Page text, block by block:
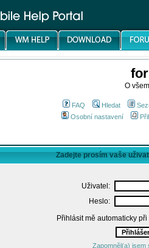
O
FAQ Hledat
Osobní nastavení
Zadejte prosím vaše
Uživatel:
Heslo:
Přihlásit mě automaticky
Zapomněl(a) jsem